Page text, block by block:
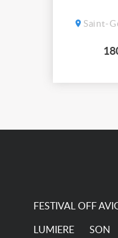
Saint-
FESTIVAL OFF
LUMIERE SON